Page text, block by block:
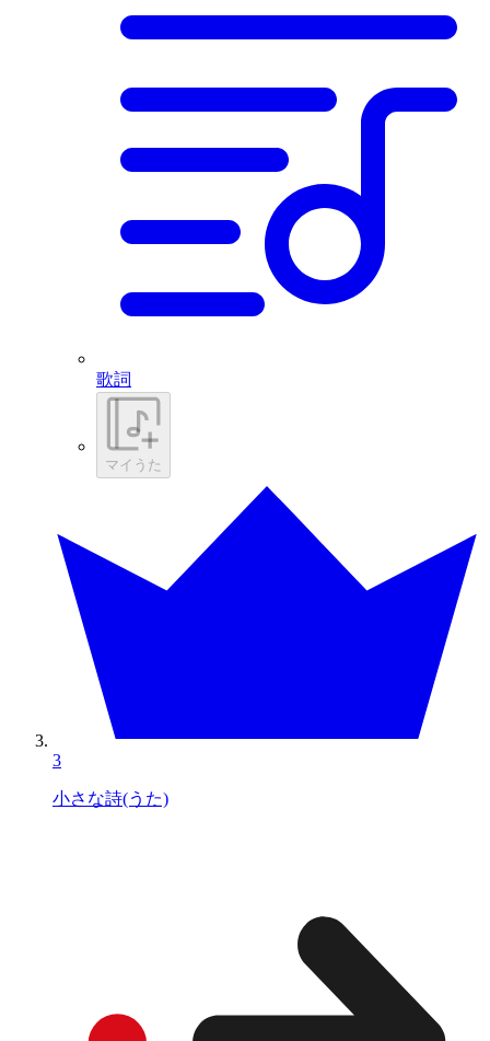
歌詞
マイうた
3
小さな詩(うた)